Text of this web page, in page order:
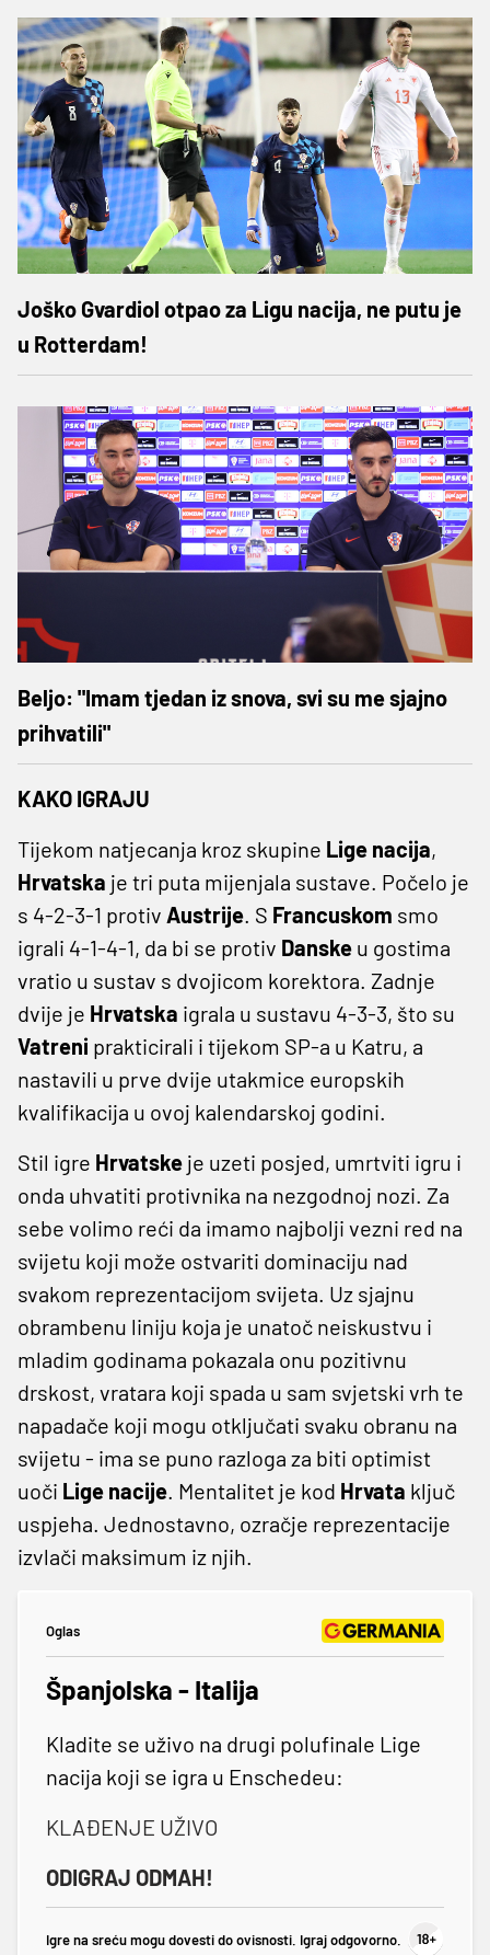
Joško Gvardiol otpao za Ligu nacija, ne putu je
u Rotterdam!
Beljo: "Imam tjedan iz snova, svi su me sjajno
prihvatili"
KAKO IGRAJU
Tijekom natjecanja kroz skupine Lige nacija,
Hrvatska je tri puta mijenjala sustave. Počelo je
s 4-2-3-1 protiv Austrije. S Francuskom smo
igrali 4-1-4-1, da bi se protiv Danske u gostima
vratio u sustav s dvojicom korektora. Zadnje
dvije je Hrvatska igrala u sustavu 4-3-3, što su
Vatreni prakticirali i tijekom SP-a u Katru, a
nastavili u prve dvije utakmice europskih
kvalifikacija u ovoj kalendarskoj godini.
Stil igre Hrvatske je uzeti posjed, umrtviti igru i
onda uhvatiti protivnika na nezgodnoj nozi. Za
sebe volimo reći da imamo najbolji vezni red na
svijetu koji može ostvariti dominaciju nad
svakom reprezentacijom svijeta. Uz sjajnu
obrambenu liniju koja je unatoč neiskustvu i
mladim godinama pokazala onu pozitivnu
drskost, vratara koji spada u sam svjetski vrh te
napadače koji mogu otključati svaku obranu na
svijetu - ima se puno razloga za biti optimist
uoči Lige nacije. Mentalitet je kod Hrvata ključ
uspjeha. Jednostavno, ozračje reprezentacije
izvlači maksimum iz njih.
Oglas
Španjolska - Italija
Kladite se uživo na drugi polufinale Lige
nacija koji se igra u Enschedeu:
KLAĐENJE UŽIVO
ODIGRAJ ODMAH!
Igre na sreću mogu dovesti do ovisnosti. Igraj odgovorno.